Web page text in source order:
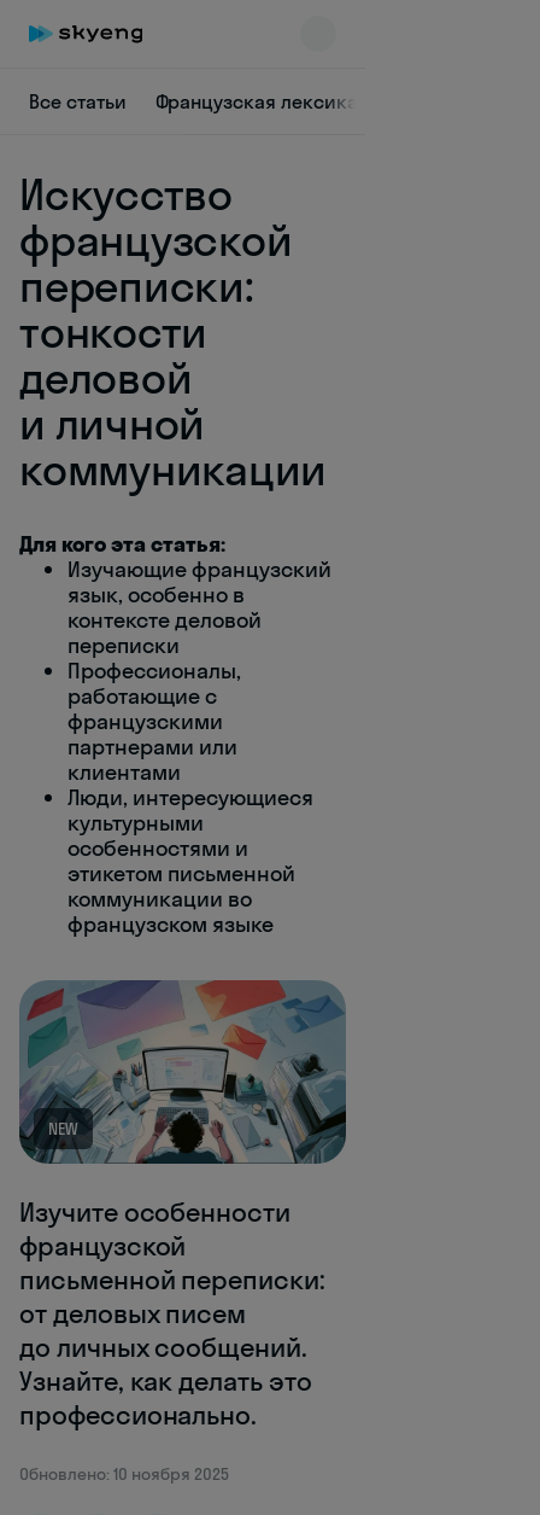
Все статьи Французская лексика
Искусство
французской
переписки:
тонкости
деловой
и личной
коммуникации
Для кого эта статья:
Изучающие французский
язык, особенно в
контексте деловой
переписки
Профессионалы,
работающие с
французскими
партнерами или
клиентами
Люди, интересующиеся
культурными
особенностями и
этикетом письменной
коммуникации во
французском языке
NEW
Изучите особенности
французской
письменной переписки:
от деловых писем
до личных сообщений.
Узнайте, как делать это
профессионально.
Обновлено: 10 ноября 2025
Skyeng Chat
online